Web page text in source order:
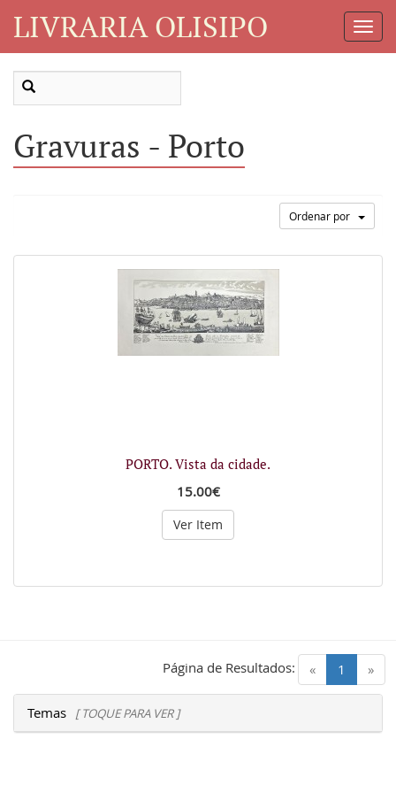
LIVRARIA OLISIPO
Gravuras - Porto
Ordenar por
PORTO. Vista da cidade.
15.00€
Ver Item
« 1 (current)
»
Página de Resultados:
Temas [ TOQUE PARA VER ]